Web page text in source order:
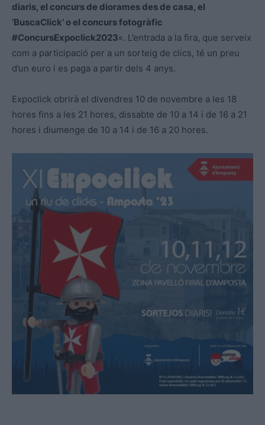
diaris, el concurs de diorames des de casa, el
’BuscaClick’ o el concurs fotogràfic
#ConcursExpoclick2023«. L’entrada a la fira, que serveix
com a participació per a un sorteig de clics, té un preu
d’un euro i es paga a partir dels 4 anys.
Expoclick obrirà el divendres 10 de novembre a les 18
hores fins a les 21 hores, dissabte de 10 a 14 i de 16 a 21
hores i diumenge de 10 a 14 i de 16 a 20 hores.